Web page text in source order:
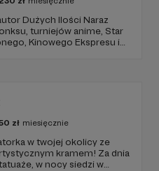
Dużych Ilości Naraz
turniejów anime, Star
Kinowego Ekspresu i
zł miesięcznie
w twojej okolicy ze
kramem! Za dnia
w nocy siedzi w